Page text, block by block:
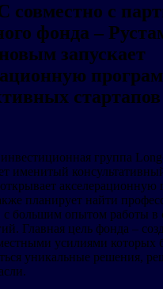
совместно с
фонда –
запускает
стартапов
группа
именитый
акселерационную
планирует найти
с большим опытом работы в
Главная цель фонда –
усилиями которых
уникальные решения,